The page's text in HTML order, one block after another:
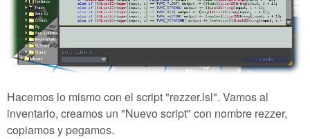
Hacemos lo mismo con el script "rezzer.lsl". Vamos al
inventario, creamos un "Nuevo script" con nombre rezzer,
copiamos y pegamos.